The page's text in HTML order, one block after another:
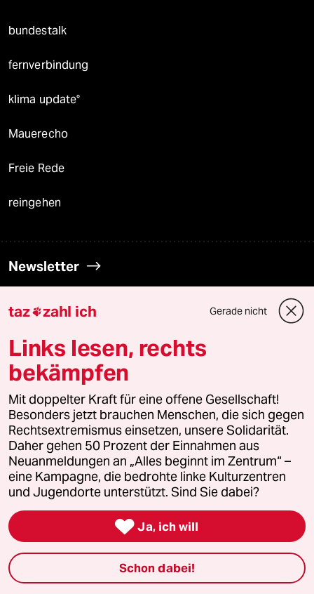
bundestalk
fernverbindung
klima update°
Mauerecho
Freie Rede
reingehen
Newsletter
team zukunft
taz frisch
taz zahl ich
taz lab Infobrief
Veranstaltungen
Demnächst
Vor Ort
Live im Stream
taz zahl ich Gerade nicht
Links lesen, rechts
bekämpfen
Mit doppelter Kraft für eine offene Gesellschaft!
Besonders jetzt brauchen Menschen, die sich gegen
Rechtsextremismus einsetzen, unsere Solidarität.
Daher gehen 50 Prozent der Einnahmen aus
Neuanmeldungen an „Alles beginnt im Zentrum“ –
eine Kampagne, die bedrohte linke Kulturzentren
und Jugendorte unterstützt. Sind Sie dabei?
 Ja, ich will
Schon dabei!